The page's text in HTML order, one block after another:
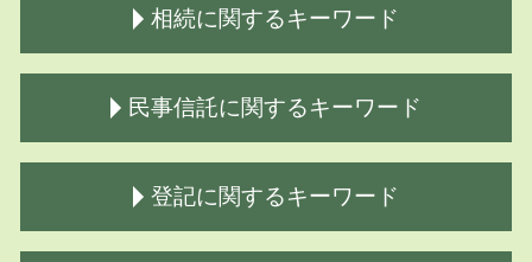
相続に関するキーワード
相続財産調査
相続手続き 費用
相続放棄
相続登記 必要書類 法務局
民事信託に関するキーワード
商事信託 不動産
商事信託とは
登記に関するキーワード